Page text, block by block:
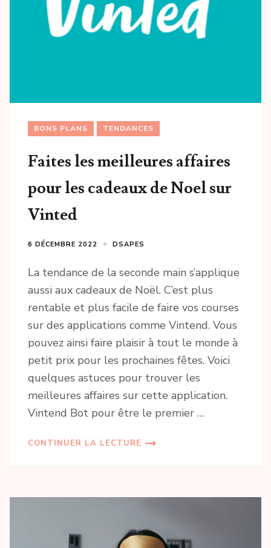
BONS PLANS TENDANCES
Faites les meilleures affaires
pour les cadeaux de Noel sur
Vinted
6 DÉCEMBRE 2022 DSAPES
La tendance de la seconde main s’applique
aussi aux cadeaux de Noël. C’est plus
rentable et plus facile de faire vos courses
sur des applications comme Vintend. Vous
pouvez ainsi faire plaisir à tout le monde à
petit prix pour les prochaines fêtes. Voici
quelques astuces pour trouver les
meilleures affaires sur cette application.
Vintend Bot pour être le premier …
CONTINUER LA LECTURE